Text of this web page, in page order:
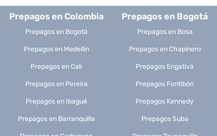
Prepagos en Colombia
Prepagos en Bogotá
Prepagos en Medellín
Prepagos en Cali
Prepagos en Pereira
Prepagos en Ibagué
Prepagos en Barranquilla
Prepagos en Bogotá
Prepagos en Bosa
Prepagos en Chapinero
Prepagos Engativá
Prepagos Fontibón
Prepagos Kennedy
Prepagos Suba